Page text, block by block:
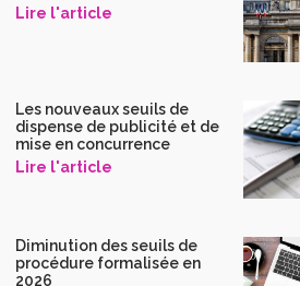
Lire l'article
Les nouveaux seuils de
dispense de publicité et de
mise en concurrence
Lire l'article
Diminution des seuils de
procédure formalisée en
2026